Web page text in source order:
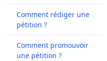
Comment rédiger une
pétition ?
Comment promouvoir
une pétition ?